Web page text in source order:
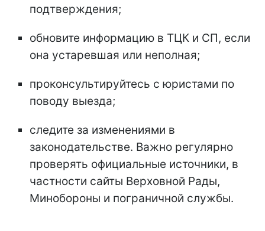
подтверждения;
обновите информацию в ТЦК и СП, если
она устаревшая или неполная;
проконсультируйтесь с юристами по
поводу выезда;
следите за изменениями в
законодательстве. Важно регулярно
проверять официальные источники, в
частности сайты Верховной Рады,
Минобороны и пограничной службы.